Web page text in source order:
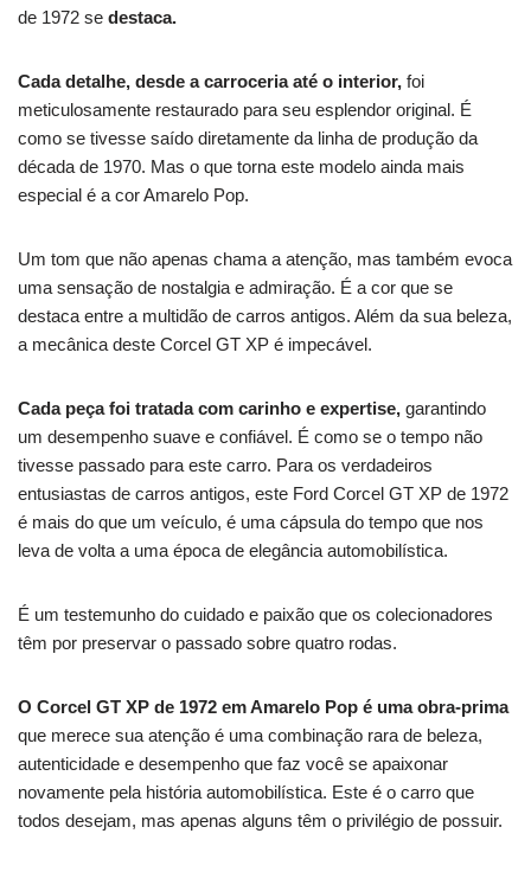
de 1972 se destaca.
Cada detalhe, desde a carroceria até o interior, foi
meticulosamente restaurado para seu esplendor original. É
como se tivesse saído diretamente da linha de produção da
década de 1970. Mas o que torna este modelo ainda mais
especial é a cor Amarelo Pop.
Um tom que não apenas chama a atenção, mas também evoca
uma sensação de nostalgia e admiração. É a cor que se
destaca entre a multidão de carros antigos. Além da sua beleza,
a mecânica deste Corcel GT XP é impecável.
Cada peça foi tratada com carinho e expertise, garantindo
um desempenho suave e confiável. É como se o tempo não
tivesse passado para este carro. Para os verdadeiros
entusiastas de carros antigos, este Ford Corcel GT XP de 1972
é mais do que um veículo, é uma cápsula do tempo que nos
leva de volta a uma época de elegância automobilística.
É um testemunho do cuidado e paixão que os colecionadores
têm por preservar o passado sobre quatro rodas.
O Corcel GT XP de 1972 em Amarelo Pop é uma obra-prima
que merece sua atenção é uma combinação rara de beleza,
autenticidade e desempenho que faz você se apaixonar
novamente pela história automobilística. Este é o carro que
todos desejam, mas apenas alguns têm o privilégio de possuir.